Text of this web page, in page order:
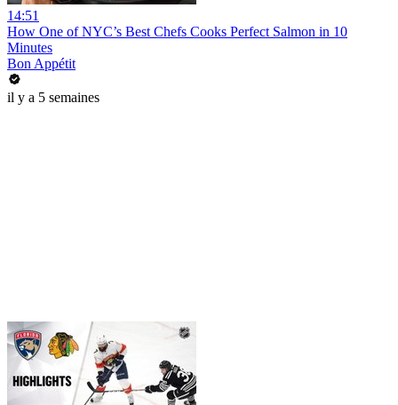
14:51
How One of NYC’s Best Chefs Cooks Perfect Salmon in 10
Minutes
Bon Appétit
il y a 5 semaines